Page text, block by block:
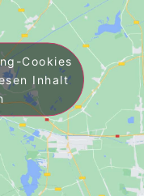
Cookies
Inhalt